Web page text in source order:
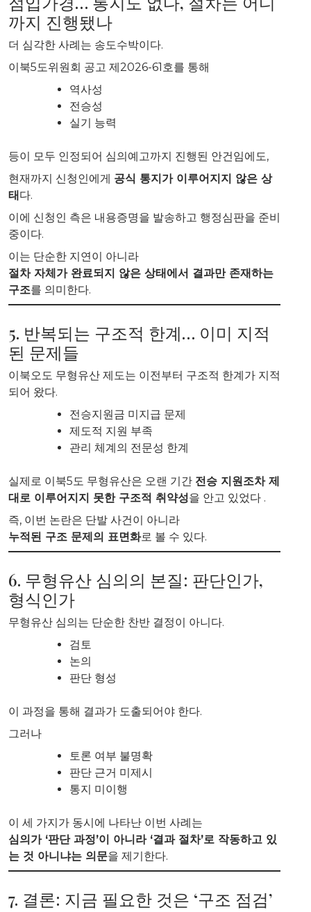
까지 진행됐나
더 심각한 사례는 송도수박이다.
이북5도위원회 공고 제2026-61호를 통해
역사성
전승성
실기 능력
등이 모두 인정되어 심의예고까지 진행된 안건임에도,
현재까지 신청인에게 공식 통지가 이루어지지 않은 상
태다.
이에 신청인 측은 내용증명을 발송하고 행정심판을 준비
중이다.
이는 단순한 지연이 아니라
절차 자체가 완료되지 않은 상태에서 결과만 존재하는
구조를 의미한다.
5. 반복되는 구조적 한계… 이미 지적
된 문제들
이북오도 무형유산 제도는 이전부터 구조적 한계가 지적
되어 왔다.
전승지원금 미지급 문제
제도적 지원 부족
관리 체계의 전문성 한계
실제로 이북5도 무형유산은 오랜 기간 전승 지원조차 제
대로 이루어지지 못한 구조적 취약성을 안고 있었다 .
즉, 이번 논란은 단발 사건이 아니라
누적된 구조 문제의 표면화로 볼 수 있다.
6. 무형유산 심의의 본질: 판단인가,
형식인가
무형유산 심의는 단순한 찬반 결정이 아니다.
검토
논의
판단 형성
이 과정을 통해 결과가 도출되어야 한다.
그러나
토론 여부 불명확
판단 근거 미제시
통지 미이행
이 세 가지가 동시에 나타난 이번 사례는
심의가 ‘판단 과정’이 아니라 ‘결과 절차’로 작동하고 있
는 것 아니냐는 의문을 제기한다.
7. 결론: 지금 필요한 것은 ‘구조 점검’